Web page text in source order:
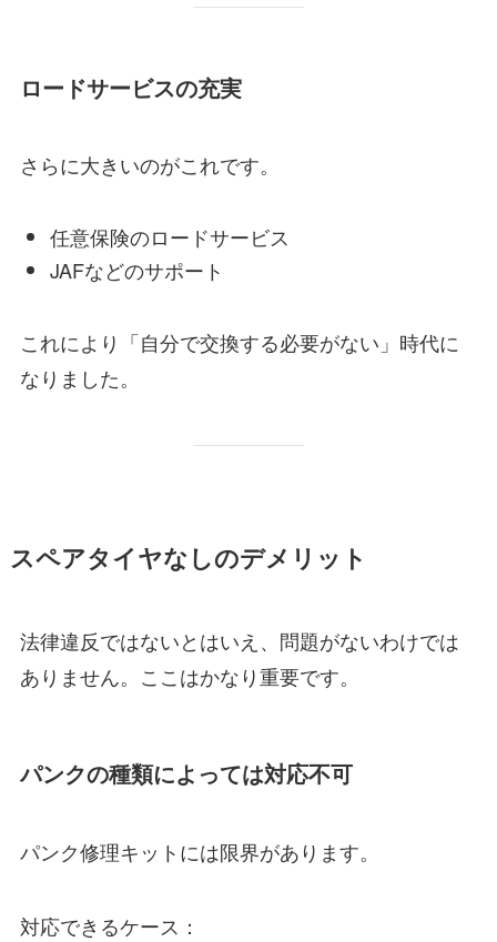
ロードサービスの充実
さらに大きいのがこれです。
任意保険のロードサービス
JAFなどのサポート
これにより「自分で交換する必要がない」時代に
なりました。
スペアタイヤなしのデメリット
法律違反ではないとはいえ、問題がないわけでは
ありません。ここはかなり重要です。
パンクの種類によっては対応不可
パンク修理キットには限界があります。
対応できるケース：